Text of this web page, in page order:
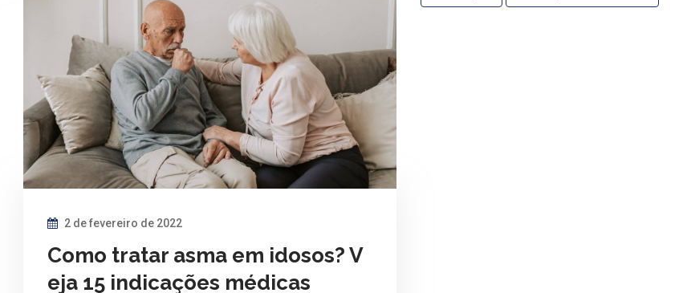
2 de fevereiro de 2022
Como tratar asma em idosos? V
eja 15 indicações médicas